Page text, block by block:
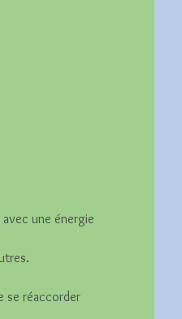
une énergie
se réaccorder